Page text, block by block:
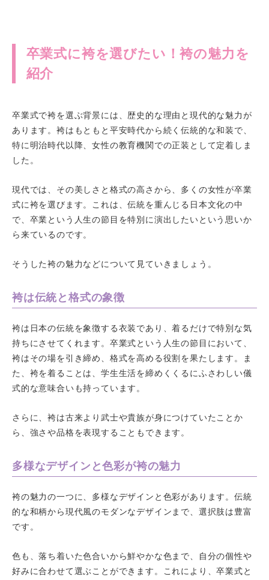
卒業式に袴を選びたい！袴の魅力を
紹介
卒業式で袴を選ぶ背景には、歴史的な理由と現代的な魅力が
あります。袴はもともと平安時代から続く伝統的な和装で、
特に明治時代以降、女性の教育機関での正装として定着しま
した。
現代では、その美しさと格式の高さから、多くの女性が卒業
式に袴を選びます。これは、伝統を重んじる日本文化の中
で、卒業という人生の節目を特別に演出したいという思いか
ら来ているのです。
そうした袴の魅力などについて見ていきましょう。
袴は伝統と格式の象徴
袴は日本の伝統を象徴する衣装であり、着るだけで特別な気
持ちにさせてくれます。卒業式という人生の節目において、
袴はその場を引き締め、格式を高める役割を果たします。ま
た、袴を着ることは、学生生活を締めくくるにふさわしい儀
式的な意味合いも持っています。
さらに、袴は古来より武士や貴族が身につけていたことか
ら、強さや品格を表現することもできます。
多様なデザインと色彩が袴の魅力
袴の魅力の一つに、多様なデザインと色彩があります。伝統
的な和柄から現代風のモダンなデザインまで、選択肢は豊富
です。
色も、落ち着いた色合いから鮮やかな色まで、自分の個性や
好みに合わせて選ぶことができます。これにより、卒業式と